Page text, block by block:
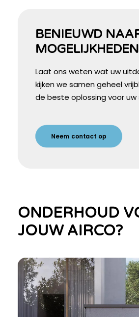
BENIEUWD
Laat ons weten wat uw
kijken we samen geheel
de beste oplossing voor
Neem contact op
ONDERHOUD
JOUW AIRCO?